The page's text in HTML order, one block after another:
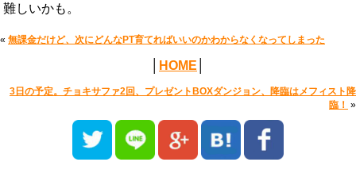
難しいかも。
« 無課金だけど、次にどんなPT育てればいいのかわからなくなってしまった
HOME
3日の予定。チョキサファ2回、プレゼントBOXダンジョン、降臨はメフィスト降
臨！ »